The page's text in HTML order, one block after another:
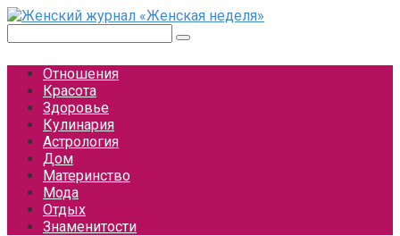
Перейти
контенту
Отношения
Красота
Здоровье
Кулинария
Астрология
Дом
Материнство
Мода
Отдых
Знаменитости